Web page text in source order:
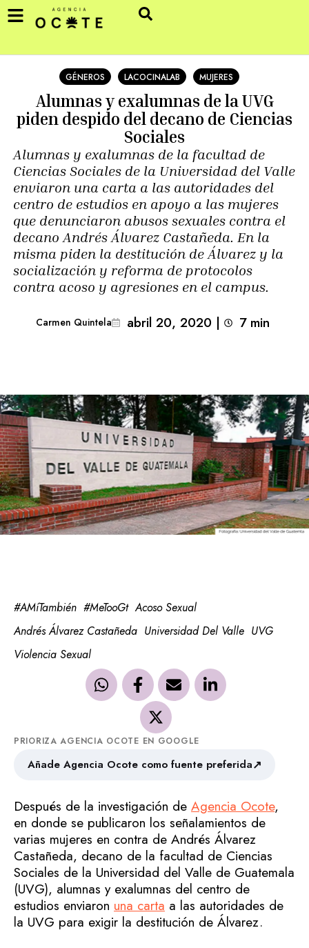
GÉNEROS LACOCINALAB MUJERES
Alumnas y exalumnas de la UVG
piden despido del decano de Ciencias
Sociales
Alumnas y exalumnas de la facultad de
Ciencias Sociales de la Universidad del Valle
enviaron una carta a las autoridades del
centro de estudios en apoyo a las mujeres
que denunciaron abusos sexuales contra el
decano Andrés Álvarez Castañeda. En la
misma piden la destitución de Álvarez y la
socialización y reforma de protocolos
contra acoso y agresiones en el campus.
Carmen Quintela abril 20, 2020 | 7 min
#AMíTambién #MeTooGt Acoso Sexual
Andrés Álvarez Castañeda Universidad Del Valle UVG
Violencia Sexual
PRIORIZA AGENCIA OCOTE EN GOOGLE
Añade Agencia Ocote como fuente preferida↗
Después de la investigación de Agencia Ocote,
en donde se publicaron los señalamientos de
varias mujeres en contra de Andrés Álvarez
Castañeda, decano de la facultad de Ciencias
Sociales de la Universidad del Valle de Guatemala
(UVG), alumnas y exalumnas del centro de
estudios enviaron una carta a las autoridades de
la UVG para exigir la destitución de Álvarez.